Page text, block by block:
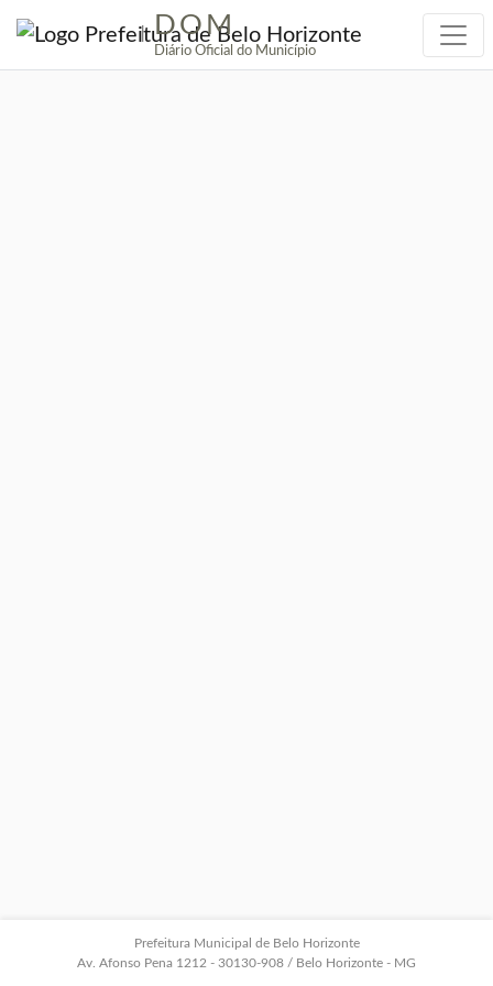
| DOM
Diário Oficial do Município
Prefeitura Municipal de Belo Horizonte
Av. Afonso Pena 1212 - 30130-908 / Belo Horizonte - MG